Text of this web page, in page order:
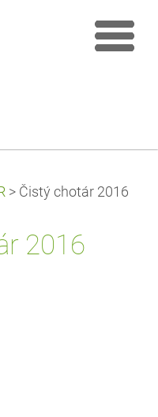
> Čistý chotár 2016
2016